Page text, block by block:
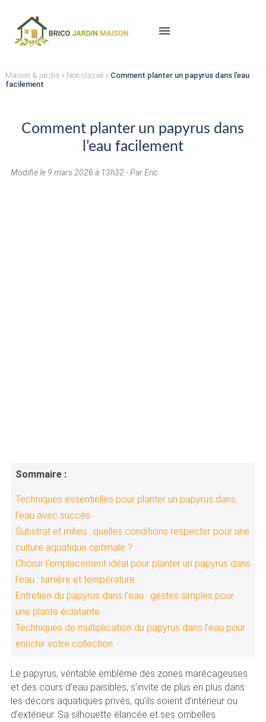
menu
Maison & jardin » Non classé» Comment planter un papyrus dans l’eau
facilement
Comment planter un papyrus dans
l’eau facilement
Modifié le 9 mars 2026 à 13h32 - Par Eric
Sommaire :
Techniques essentielles pour planter un papyrus dans
l’eau avec succès
Substrat et milieu : quelles conditions respecter pour une
culture aquatique optimale ?
Choisir l’emplacement idéal pour planter un papyrus dans
l’eau : lumière et température
Entretien du papyrus dans l’eau : gestes simples pour
une plante éclatante
Techniques de multiplication du papyrus dans l’eau pour
enrichir votre collection
Le papyrus, véritable emblème des zones marécageuses
et des cours d’eau paisibles, s’invite de plus en plus dans
les décors aquatiques privés, qu’ils soient d’intérieur ou
d’extérieur. Sa silhouette élancée et ses ombelles